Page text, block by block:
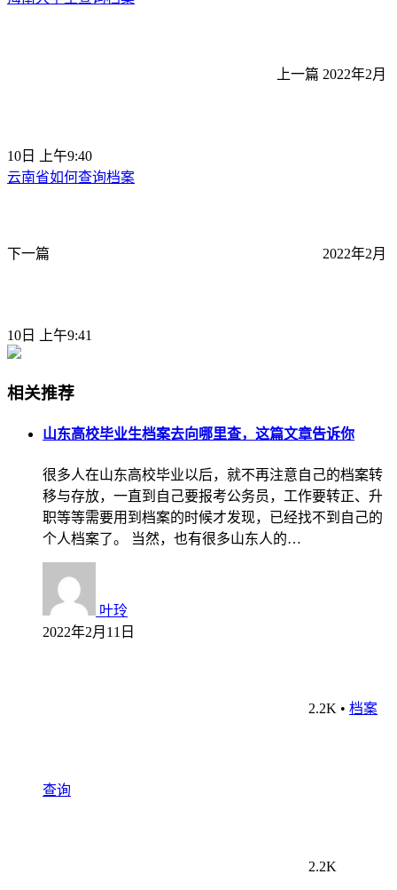
上一篇 2022年2月
10日 上午9:40
云南省如何查询档案
下一篇 2022年2月
10日 上午9:41
相关推荐
山东高校毕业生档案去向哪里查，这篇文章告诉你
很多人在山东高校毕业以后，就不再注意自己的档案转
移与存放，一直到自己要报考公务员，工作要转正、升
职等等需要用到档案的时候才发现，已经找不到自己的
个人档案了。 当然，也有很多山东人的…
叶玲
2022年2月11日
2.2K • 档案
查询
2.2K